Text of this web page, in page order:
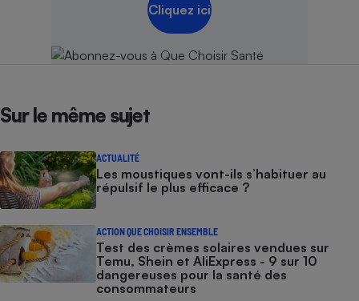
Cliquez ici
Sur le même sujet
ACTUALITÉ
Les moustiques vont-ils s’habituer au
répulsif le plus efficace ?
ACTION QUE CHOISIR ENSEMBLE
Test des crèmes solaires vendues sur
Temu, Shein et AliExpress - 9 sur 10
dangereuses pour la santé des
consommateurs